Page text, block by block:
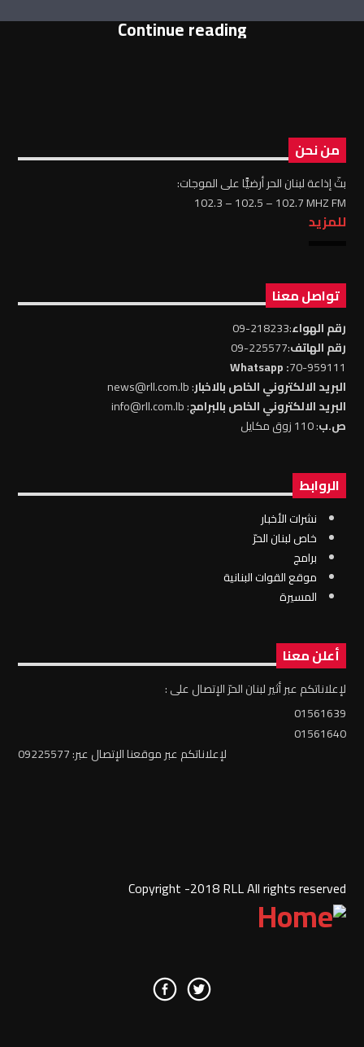
Continue reading
من نحن
بثّ إذاعة لبنان الحر أرضيًّا على الموجات:
102.3 – 102.5 – 102.7 MHZ FM
للمزيد
تواصل معنا
رقم الهواء:218233-09
رقم الهاتف:225577-09
70-959111
: Whatsapp
البريد الالكتروني الخاص بالاخبار: news@rll.com.lb
البريد الالكتروني الخاص بالبرامج: info@rll.com.lb
ص.ب: 110 زوق مكايل
الروابط
نشرات الأخبار
خاص لبنان الحرّ
برامج
موقع القوات البنانية
المسيرة
أعلن معنا
لإعلاناتكم عبر أثير لبنان الحرّ الإتصال على :
01561639
01561640
لإعلاناتكم عبر موقعنا الإتصال عبر: 09225577
Copyright -2018 RLL All rights reserved